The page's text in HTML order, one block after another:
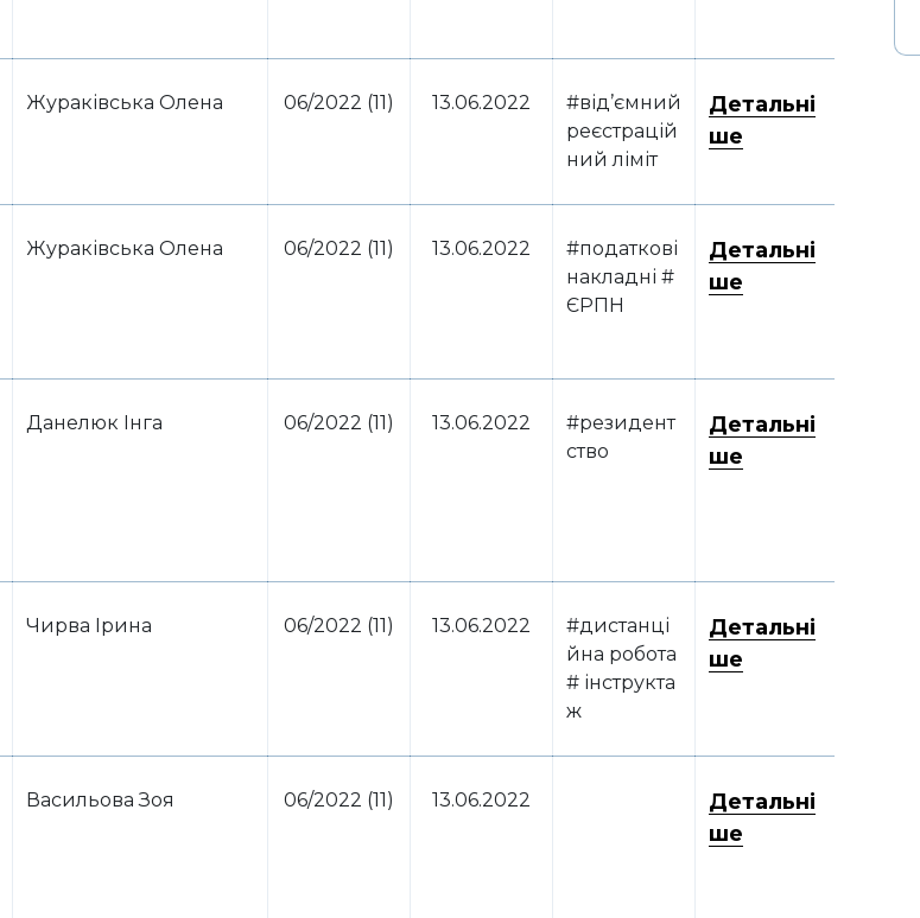
Жураківська Олена 06/2022 (11) 13.06.2022
#від’ємний
реєстрацій
ний ліміт
Детальні
ше
Жураківська Олена 06/2022 (11) 13.06.2022
#податкові
накладні #
ЄРПН
Детальні
ше
Данелюк Інга 06/2022 (11) 13.06.2022
#резидент
ство
Детальні
ше
Чирва Ірина 06/2022 (11) 13.06.2022
#дистанці
йна робота
# інструкта
ж
Детальні
ше
Васильова Зоя 06/2022 (11) 13.06.2022
Детальні
ше